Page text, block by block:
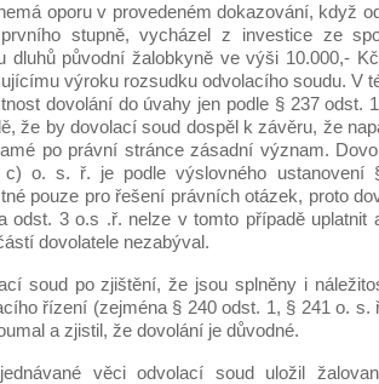
oporu v provedeném dokazování, když
stupně, vycházel z investice ze
dluhů původní žalobkyně ve výši 10.000,-
výroku rozsudku odvolacího soudu. V
dovolání do úvahy jen podle § 237 odst.
že by dovolací soud dospěl k závěru, že
po právní stránce zásadní význam.
c) o. s. ř. je podle výslovného
pouze pro řešení právních otázek, proto
odst. 3 o.s .ř. nelze v tomto případě uplatnit
dovolatele nezabýval.
soud po zjištění, že jsou splněny i
řízení (zejména § 240 odst. 1, § 241 o. s.
a zjistil, že dovolání je důvodné.
věci odvolací soud uložil